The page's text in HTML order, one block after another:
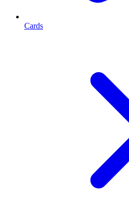
Cards